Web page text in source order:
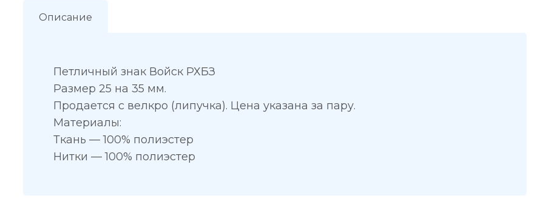
Описание
Петличный знак Войск РХБЗ
Размер 25 на 35 мм.
Продается с велкро (липучка). Цена указана за пару.
Материалы:
Ткань — 100% полиэстер
Нитки — 100% полиэстер